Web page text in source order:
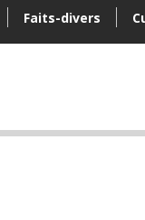
Faits-divers